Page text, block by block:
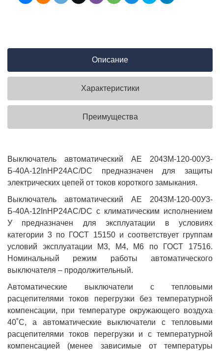
Описание
Характеристики
Преимущества
Выключатель автоматический АЕ 2043М-120-00У3-
Б-40А-12InНР24AC/DC предназначен для защиты
электрических цепей от токов короткого замыкания.
Выключатель автоматический АЕ 2043М-120-00У3-
Б-40А-12InНР24AC/DC с климатическим исполнением
У предназначен для эксплуатации в условиях
категории 3 по ГОСТ 15150 и соответствует группам
условий эксплуатации М3, М4, М6 по ГОСТ 17516.
Номинальный режим работы автоматического
выключателя – продолжительный.
Автоматические выключатели с тепловыми
расцепителями токов перегрузки без температурной
компенсации, при температуре окружающего воздуха
40˚С, а автоматические выключатели с тепловыми
расцепителями токов перегрузки и с температурной
компенсацией (менее зависимые от температуры